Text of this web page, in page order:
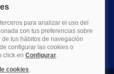
paraguayos
salvadoreños